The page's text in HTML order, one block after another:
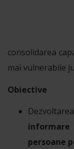
consolidarea
mai vulnerabile
Obiective
informare
persoane